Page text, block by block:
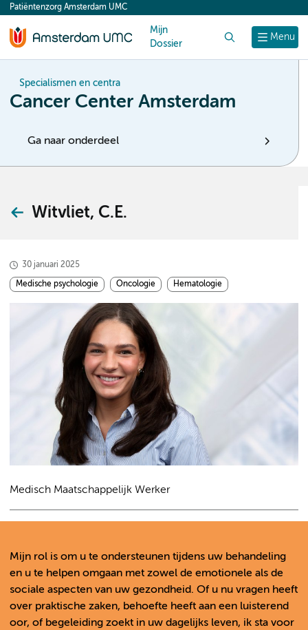
content
Menu
Patiëntenzorg Amsterdam UMC
Mijn
Dossier
Specialismen en centra
Cancer Center Amsterdam
Ga naar onderdeel
Witvliet, C.E.
30 januari 2025
Medische psychologie Oncologie Hematologie
Medisch Maatschappelijk Werker
Mijn rol is om u te ondersteunen tijdens uw behandeling
en u te helpen omgaan met zowel de emotionele als de
sociale aspecten van uw gezondheid. Of u nu vragen heeft
over praktische zaken, behoefte heeft aan een luisterend
oor, of begeleiding zoekt in uw dagelijks leven, ik sta voor